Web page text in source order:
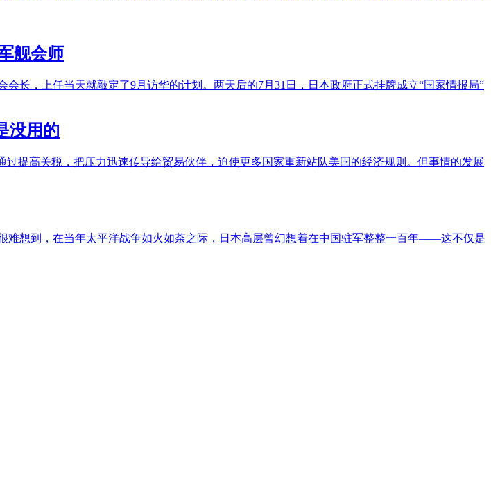
舰会师
长，上任当天就敲定了9月访华的计划。两天后的7月31日，日本政府正式挂牌成立“国家情报局”
没用的
提高关税，把压力迅速传导给贸易伙伴，迫使更多国家重新站队美国的经济规则。但事情的发展
难想到，在当年太平洋战争如火如荼之际，日本高层曾幻想着在中国驻军整整一百年——这不仅是